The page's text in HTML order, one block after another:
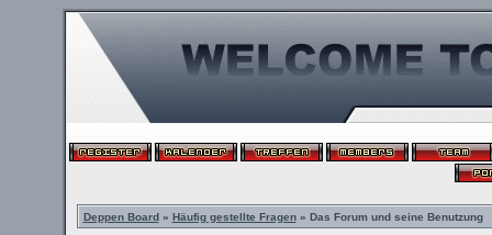
Deppen Board» Häufig gestellte Fragen» Das Forum und seine Benutzung